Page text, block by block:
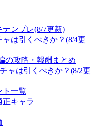
ンプレ(8/7更新)
は引くべきか？(8/4更
の攻略・報酬まとめ
ャは引くべきか？(8/2更
ト一覧
正キャラ